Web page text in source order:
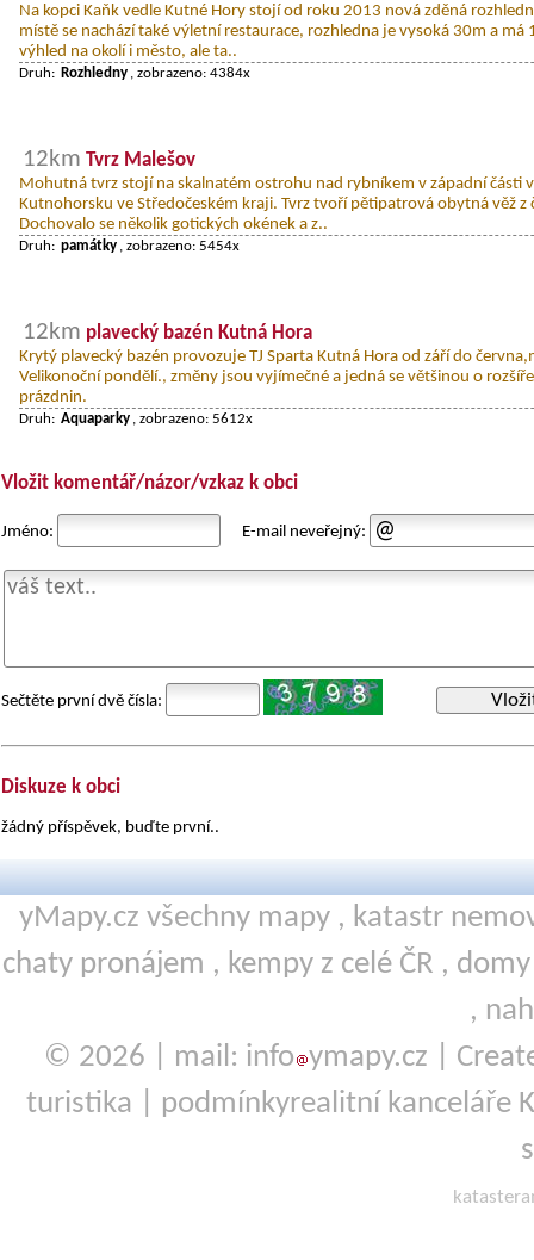
Na kopci Kaňk vedle Kutné Hory stojí od roku 2013 nová zděná
místě se nachází také výletní restaurace, rozhledna je vysoká 30m a má
výhled na okolí i město, ale ta..
Druh: Rozhledny , zobrazeno: 4384x
12km Tvrz Malešov
Mohutná tvrz stojí na skalnatém ostrohu nad rybníkem v západní části
Kutnohorsku ve Středočeském kraji. Tvrz tvoří pětipatrová obytná věž z
Dochovalo se několik gotických okének a z..
Druh: památky , zobrazeno: 5454x
12km plavecký bazén Kutná Hora
Krytý plavecký bazén provozuje TJ Sparta Kutná Hora od září do
Velikonoční pondělí., změny jsou vyjímečné a jedná se většinou o
prázdnin.
Druh: Aquaparky , zobrazeno: 5612x
Vložit komentář/názor/vzkaz k obci
Jméno: E-mail neveřejný:
Sečtěte první dvě čísla:
Diskuze k obci
žádný příspěvek, buďte první..
yMapy.cz všechny mapy , katastr
chaty pronájem , kempy z celé ČR ,
,
© 2026 | mail: info ymapy.cz |
turistika
podmínkyrealitní kanceláře